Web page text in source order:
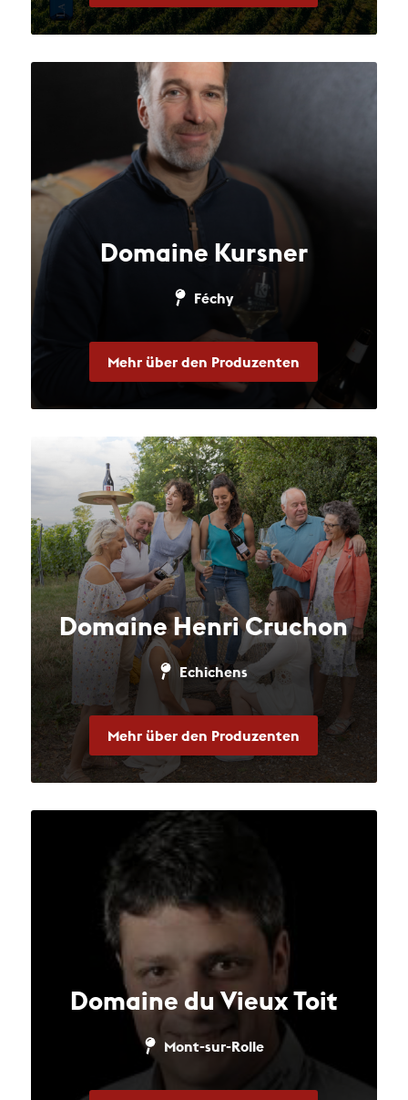
Domaine Kursner
Féchy
Mehr über den Produzenten
Domaine Henri Cruchon
Echichens
Mehr über den Produzenten
Domaine du Vieux Toit
Mont-sur-Rolle